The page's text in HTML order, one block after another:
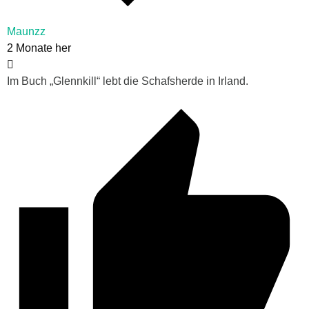
Maunzz
2 Monate her
Im Buch „Glennkill“ lebt die Schafsherde in Irland.